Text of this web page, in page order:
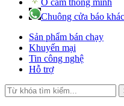
Ổ cắm thông minh
Chuông cửa báo
Sản phẩm bán chạy
Khuyến mại
Tin công nghệ
Hỗ trợ